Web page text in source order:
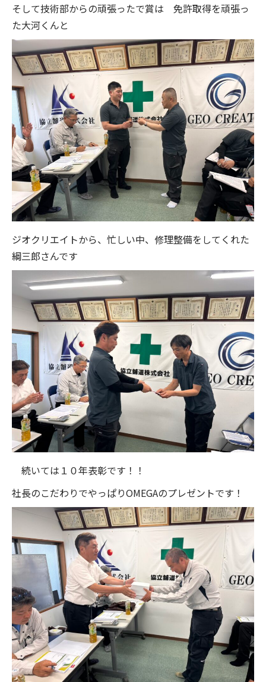
そして技術部からの頑張ったで賞は 免許取得を頑張っ
た大河くんと
ジオクリエイトから、忙しい中、修理整備をしてくれた
綱三郎さんです
続いては１０年表彰です！！
社長のこだわりでやっぱりOMEGAのプレゼントです！